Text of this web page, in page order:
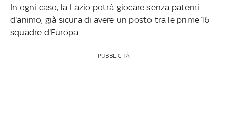
In ogni caso, la Lazio potrà giocare senza patemi
d'animo, già sicura di avere un posto tra le prime 16
squadre d'Europa.
PUBBLICITÀ